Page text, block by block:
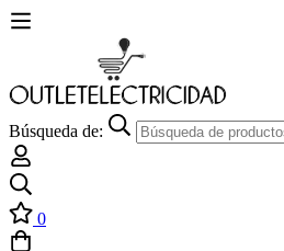
Búsqueda de:
0